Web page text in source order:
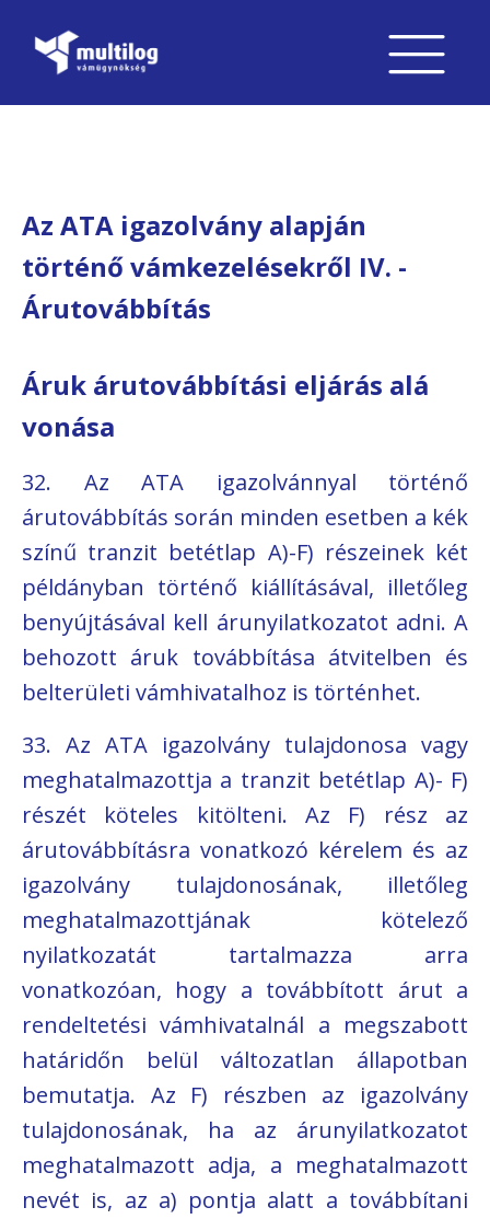
Az ATA igazolvány alapján
történő vámkezelésekről IV. -
Árutovábbítás
Áruk árutovábbítási eljárás alá
vonása
32. Az ATA igazolvánnyal történő
árutovábbítás során minden esetben a kék
színű tranzit betétlap A)-F) részeinek két
példányban történő kiállításával, illetőleg
benyújtásával kell árunyilatkozatot adni. A
behozott áruk továbbítása átvitelben és
belterületi vámhivatalhoz is történhet.
33. Az ATA igazolvány tulajdonosa vagy
meghatalmazottja a tranzit betétlap A)- F)
részét köteles kitölteni. Az F) rész az
árutovábbításra vonatkozó kérelem és az
igazolvány tulajdonosának, illetőleg
meghatalmazottjának kötelező
nyilatkozatát tartalmazza arra
vonatkozóan, hogy a továbbított árut a
rendeltetési vámhivatalnál a megszabott
határidőn belül változatlan állapotban
bemutatja. Az F) részben az igazolvány
tulajdonosának, ha az árunyilatkozatot
meghatalmazott adja, a meghatalmazott
nevét is, az a) pontja alatt a továbbítani